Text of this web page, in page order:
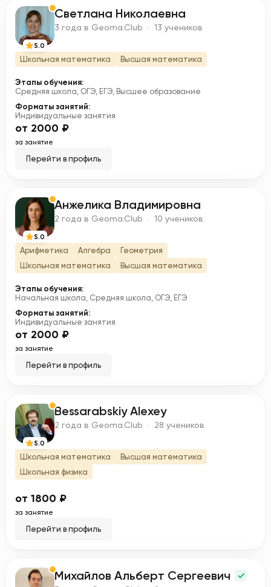
С
5.0
Светлана Николаевна
3 года в Geoma.Club · 13 учеников
Школьная математика Высшая математика
Этапы обучения:
Средняя школа, ОГЭ, ЕГЭ, Высшее образование
Форматы занятий:
Индивидуальные занятия
от 2000 ₽
за занятие
Перейти в профиль
А
5.0
Анжелика Владимировна
2 года в Geoma.Club · 10 учеников
Арифметика Алгебра
Геометрия
Школьная математика
Высшая математика
Этапы обучения:
Начальная школа, Средняя школа, ОГЭ, ЕГЭ
Форматы занятий:
Индивидуальные занятия
от 2000 ₽
за занятие
Перейти в профиль
B
5.0
Bessarabskiy Alexey
2 года в Geoma.Club · 28 учеников
Школьная математика
Высшая математика
Школьная физика
от 1800 ₽
за занятие
Перейти в профиль
Михайлов Альберт Сергеевич